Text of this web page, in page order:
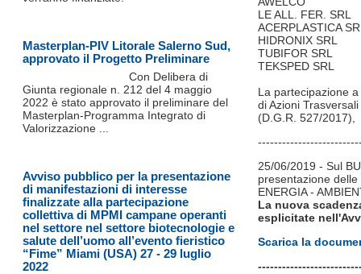
LE ALL. FER. SRL
ACERPLASTICA
HIDRONIX SRL
TUBIFOR SRL
TEKSPED SRL
La partecipazione
di Azioni
(D.G.R. 527/2017),
25/06/2019 - Sul
presentazione
ENERGIA -
La nuova
esplicitate
Scarica la
Masterplan-PIV Litorale Salerno Sud,
approvato il Progetto Preliminare
Con Delibera di
Giunta regionale n. 212 del 4 maggio
2022 è stato approvato il preliminare del
Masterplan-Programma Integrato di
Valorizzazione ...
Avviso pubblico per la presentazione
di manifestazioni di interesse
finalizzate alla partecipazione
collettiva di MPMI campane operanti
nel settore nel settore biotecnologie e
salute dell’uomo all’evento fieristico
“Fime” Miami (USA) 27 - 29 luglio
2022